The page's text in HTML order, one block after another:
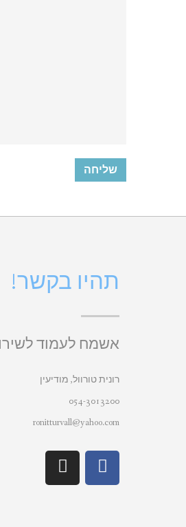
תהיו בקשר!
אשמח לעמוד
רונית טורוול, מודיעין
054-3013200
ronitturvall@yahoo.com